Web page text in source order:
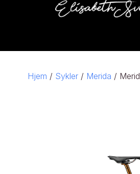
Hjem / Sykler/ Merida /